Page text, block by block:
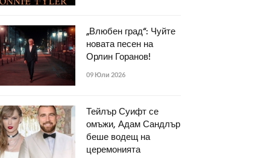
„Влюбен град“: Чуйте
новата песен на
Орлин Горанов!
09 Юли 2026
Тейлър Суифт се
омъжи, Адам Сандлър
беше водещ на
церемонията